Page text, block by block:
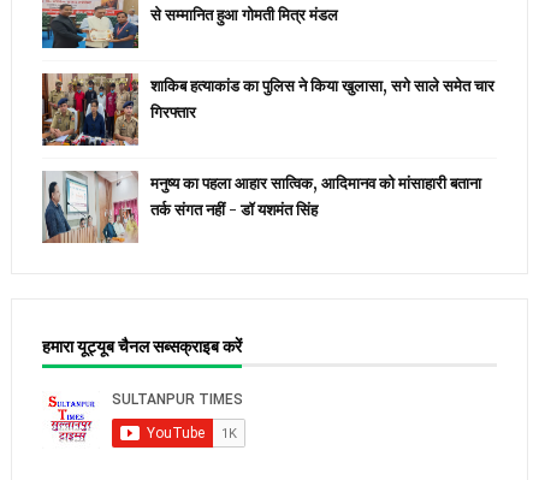
से सम्मानित हुआ गोमती मित्र मंडल
शाकिब हत्याकांड का पुलिस ने किया खुलासा, सगे साले समेत चार
गिरफ्तार
मनुष्य का पहला आहार सात्विक, आदिमानव को मांसाहारी बताना
तर्क संगत नहीं - डॉ यशमंत सिंह
हमारा यूट्यूब चैनल सब्सक्राइब करें